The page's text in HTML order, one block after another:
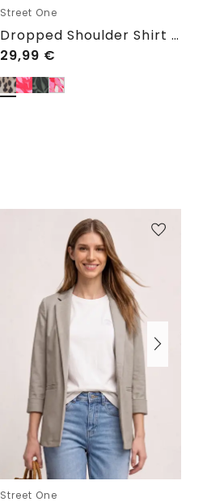
Street One
Dropped Shoulder Shirt im Blusen-Look
29,99 €
Street One